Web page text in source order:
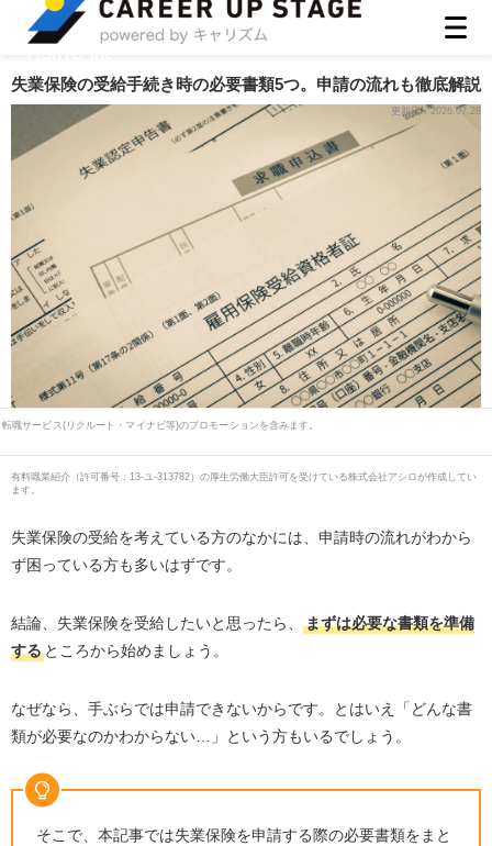
失業保険の受給手続き時の必要書類5つ。申請の流れも徹底解説
更新日：2026.07.28
転職サービス(リクルート・マイナビ等)のプロモーションを含みます。
有料職業紹介（許可番号：13-ユ-313782）の厚生労働大臣許可を受けている株式会社アシロが作成してい
ます。
失業保険の受給を考えている方のなかには、申請時の流れがわから
ず困っている方も多いはずです。
結論、失業保険を受給したいと思ったら、
まずは必要な書類を準備
するところから始めましょう。
なぜなら、手ぶらでは申請できないからです。とはいえ「どんな書
類が必要なのかわからない…」という方もいるでしょう。
そこで、本記事では失業保険を申請する際の必要書類をまと